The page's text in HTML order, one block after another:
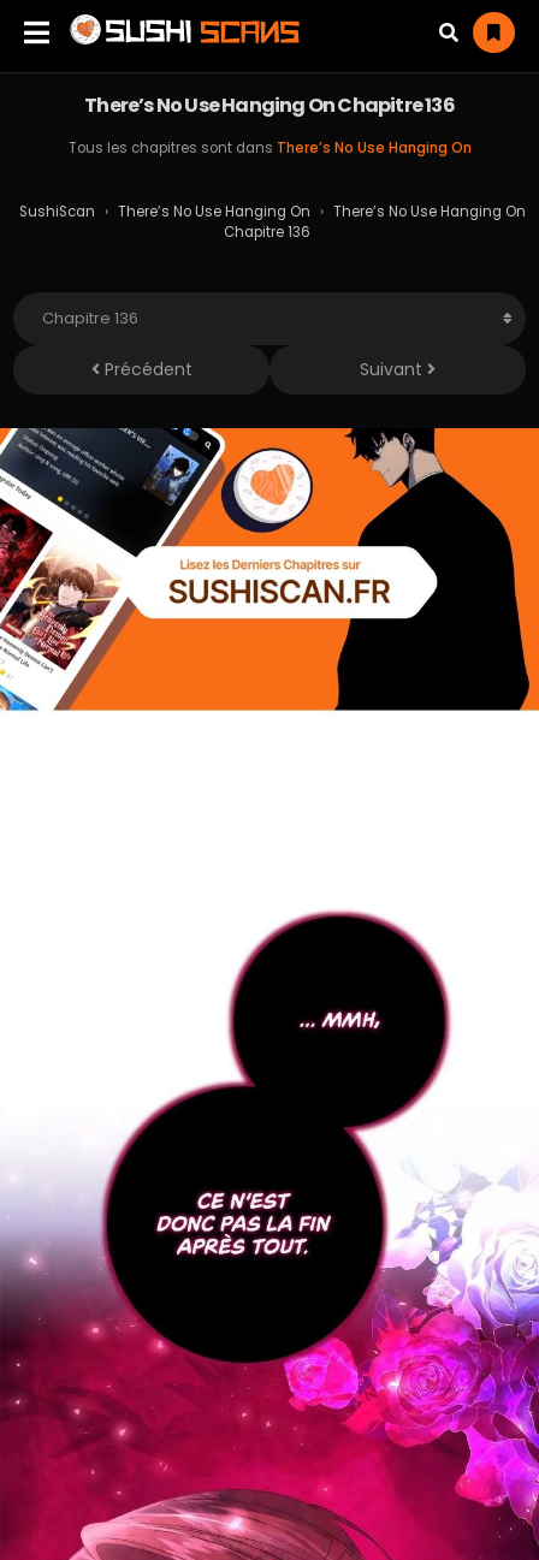
There’s No Use Hanging On Chapitre 136
Tous les chapitres sont dans There’s No Use Hanging On
SushiScan › There’s No Use Hanging On › There’s No Use Hanging On
Chapitre 136
Précédent Suivant